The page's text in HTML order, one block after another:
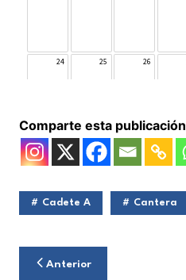
Comparte esta publicación
Cadete A Cantera
Navegación
Anterior